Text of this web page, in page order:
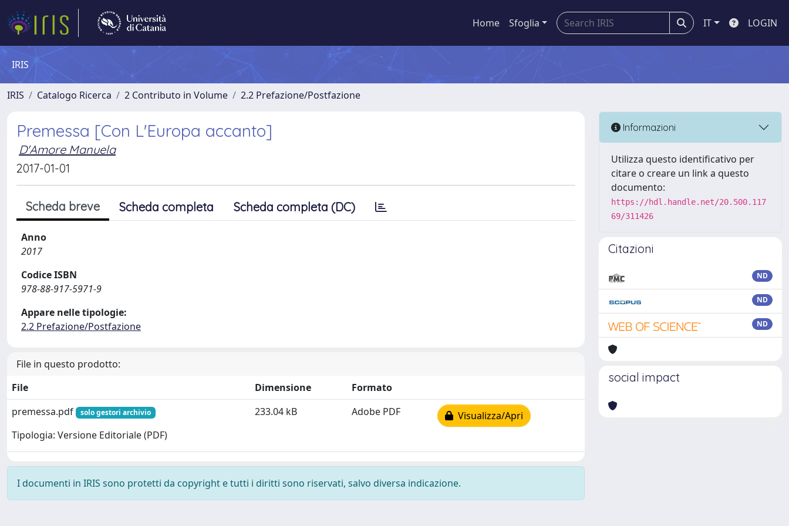
Home Sfoglia IT LOGIN
IRIS
IRIS Catalogo Ricerca 2 Contributo in Volume 2.2 Prefazione/Postfazione
Premessa [Con L'Europa accanto]
D'Amore Manuela
2017-01-01
Scheda breve Scheda completa Scheda completa (DC)
Anno
2017
Codice ISBN
978-88-917-5971-9
Appare nelle tipologie:
2.2 Prefazione/Postfazione
File in questo prodotto:
File
Dimensione
Formato
premessa.pdf
solo gestori archivio
Tipologia: Versione Editoriale (PDF)
233.04 kB Adobe PDF Visualizza/Apri
I documenti in IRIS sono protetti da copyright e tutti i diritti sono riservati, salvo diversa indicazione.
Informazioni
Utilizza questo identificativo per
citare o creare un link a questo
documento:
https://hdl.handle.net/20.500.117
69/311426
Citazioni
ND
ND
ND
social impact